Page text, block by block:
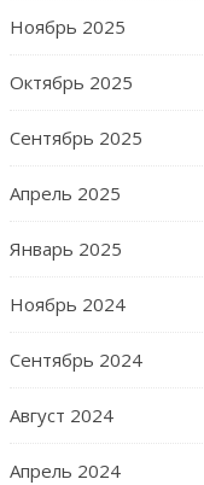
Ноябрь 2025
Октябрь 2025
Сентябрь 2025
Апрель 2025
Январь 2025
Ноябрь 2024
Сентябрь 2024
Август 2024
Апрель 2024